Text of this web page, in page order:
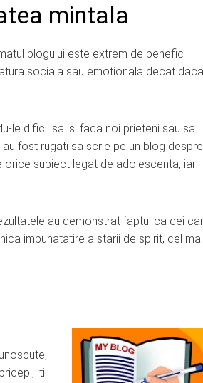
mintala
blogului este extrem de benefic
sociala sau emotionala decat daca
le dificil sa isi faca noi prieteni sau sa
fost rugati sa scrie pe un blog despre
subiect legat de adolescenta, iar
au demonstrat faptul ca cei
imbunatatire a starii de spirit, cel mai
iti